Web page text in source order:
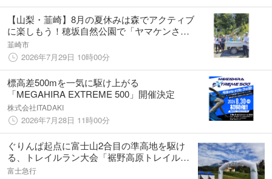
【山梨・韮崎】8月の夏休みは森でアクティブ
に楽しもう！穂坂自然公園で「ヤマケンさん
とトレランコース整備」「踏み台づくり木工
講座」「森の水遊び」を開催！
韮崎市
2026年7月29日 10時00分
標高差500mを一気に駆け上がる
「MEGAHIRA EXTREME 500」開催決定
株式会社ITADAKI
2026年7月28日 11時00分
ぐりんぱ起点に富士山2合目の準高地を駆け
る、トレイルラン大会「裾野高原トレイルラ
ン2026」8月23日(日)開催！
富士急行